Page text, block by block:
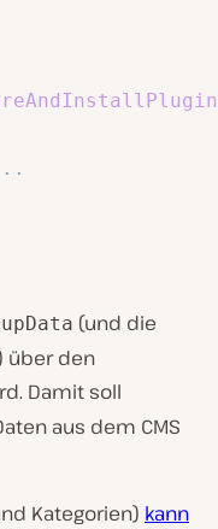
(und die
über den
Damit soll
aus dem CMS
Kategorien) kann